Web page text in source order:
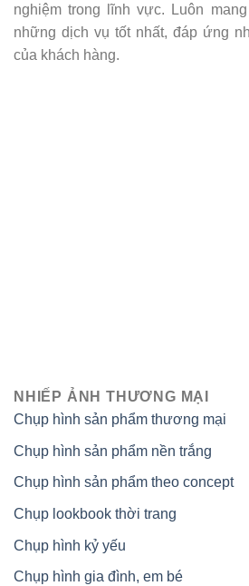
nghiệm trong lĩnh vực. Luôn
những dịch vụ tốt nhất, đáp ứng
của khách hàng.
NHIẾP ẢNH THƯƠNG MẠI
Chụp hình sản phẩm thương mại
Chụp hình sản phẩm nền trắng
Chụp hình sản phẩm theo concept
Chụp lookbook thời trang
Chụp hình kỷ yếu
Chụp hình gia đình, em bé